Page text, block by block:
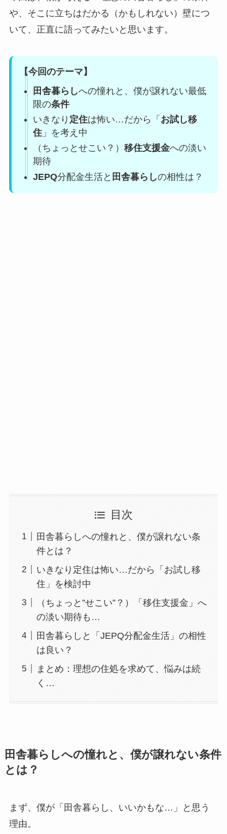
や、そこに立ちはだかる（かもしれない）壁につ
いて、正直に語ってみたいと思います。
【今回のテーマ】
田舎暮らしへの憧れと、僕が譲れない最低
限の条件
いきなり 定住は怖い…だから「 お試し移
住」を考え中
（ちょっとせこい？） 移住支援金への淡い
期待
JEPQ分配金生活と 田舎暮らしの相性は？
目次
田舎暮らしへの憧れと、僕が譲れない条
件とは？
いきなり定住は怖い…だから「お試し移
住」を検討中
（ちょっと”せこい”？）「移住支援金」へ
の淡い期待も…
田舎暮らしと「JEPQ分配金生活」の相性
は良い？
まとめ：理想の住処を求めて、悩みは続
く…
田舎暮らしへの憧れと、僕が譲れない条件
とは？
まず、僕が「田舎暮らし、いいかもな…」と思う
理由。